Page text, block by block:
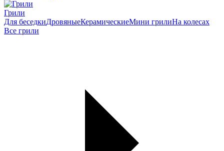
Грили
Для беседкиДровяныеКерамическиеМини грилиНа колесах
Все грили